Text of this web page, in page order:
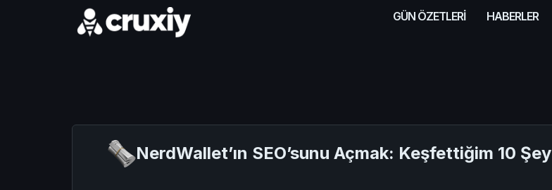
GÜN ÖZETLERİ HABERLER
NerdWallet’ın SEO’sunu Açmak: Keşfettiğim 10 Şey